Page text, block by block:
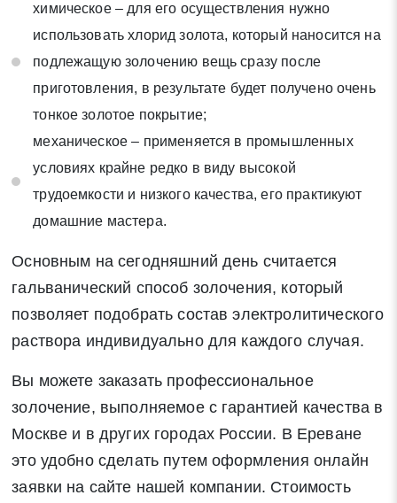
химическое – для его осуществления нужно
использовать хлорид золота, который наносится на
подлежащую золочению вещь сразу после
приготовления, в результате будет получено очень
тонкое золотое покрытие;
механическое – применяется в промышленных
условиях крайне редко в виду высокой
трудоемкости и низкого качества, его практикуют
домашние мастера.
Основным на сегодняшний день считается
гальванический способ золочения, который
позволяет подобрать состав электролитического
раствора индивидуально для каждого случая.
Вы можете заказать профессиональное
золочение, выполняемое с гарантией качества в
Москве и в других городах России. В Ереване
это удобно сделать путем оформления онлайн
заявки на сайте нашей компании. Стоимость